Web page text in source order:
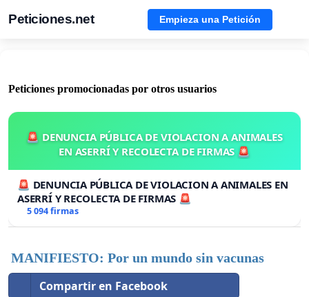
Peticiones.net Empieza una Petición
Peticiones promocionadas por otros usuarios
🚨 DENUNCIA PÚBLICA DE VIOLACION A ANIMALES
EN ASERRÍ Y RECOLECTA DE FIRMAS 🚨
🚨 DENUNCIA PÚBLICA DE VIOLACION A ANIMALES EN
ASERRÍ Y RECOLECTA DE FIRMAS 🚨
5 094 firmas
MANIFIESTO: Por un mundo sin vacunas
Compartir en Facebook